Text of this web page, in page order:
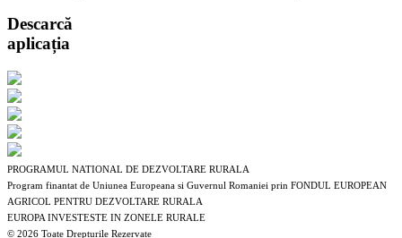
Descarcă
aplicația
PROGRAMUL NATIONAL DE DEZVOLTARE RURALA
Program finantat de Uniunea Europeana si Guvernul Romaniei prin FONDUL EUROPEAN
AGRICOL PENTRU DEZVOLTARE RURALA
EUROPA INVESTESTE IN ZONELE RURALE
© 2026 Toate Drepturile Rezervate